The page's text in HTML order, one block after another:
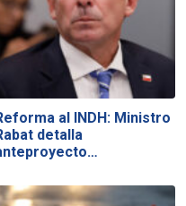
al INDH: Ministro
detalla